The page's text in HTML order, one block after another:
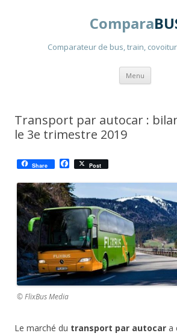
Compara
Comparateur de bus, train,
Menu Aller
contenu
Transport par autocar :
le 3e trimestre 2019
Share
a
c
e
b
o
o
Post
© FlixBus Media
Le marché du transport par autocar a